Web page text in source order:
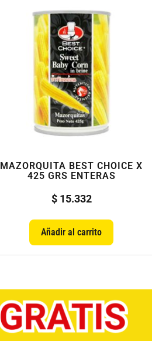
MAZORQUITA BEST CHOICE X
425 GRS ENTERAS
$15.332
Añadir al carrito